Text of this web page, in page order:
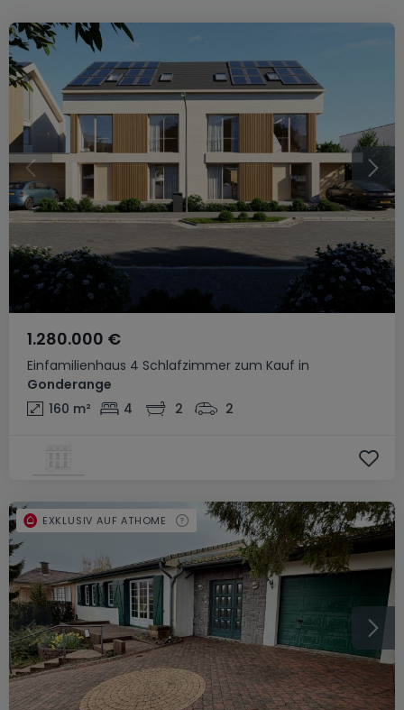
Einfamilienhaus 4 Schlafzimmer zum Kauf in
Gonderange
1.280.000 €
160 m² 4 2 2
EXKLUSIV AUF ATHOME